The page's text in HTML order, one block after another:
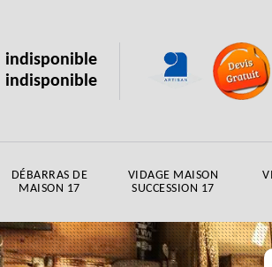
indisponible
indisponible
DÉBARRAS DE
MAISON 17
VIDAGE MAISON
SUCCESSION 17